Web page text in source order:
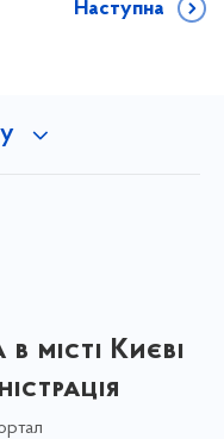
Наступна
місті Києві